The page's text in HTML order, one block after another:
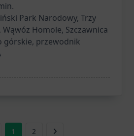
Park Narodowy, Trzy
Homole, Szczawnica
górskie, przewodnik
1 2